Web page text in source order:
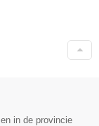
in de provincie